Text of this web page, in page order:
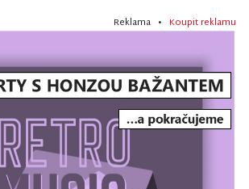
Reklama • Koupit reklamu